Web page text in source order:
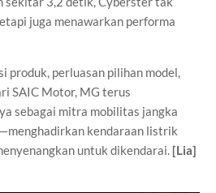
juga menawarkan performa
produk, perluasan pilihan model,
SAIC Motor, MG terus
sebagai mitra mobilitas jangka
kendaraan listrik
untuk dikendarai. [Lia]